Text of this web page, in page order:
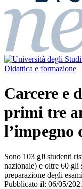
Didattica e formazione
Carcere e
primi tre
l’impegno
Sono 103 gli studenti
nazionale) e oltre 60 gli
preparazione degli
Pubblicato il: 06/05/